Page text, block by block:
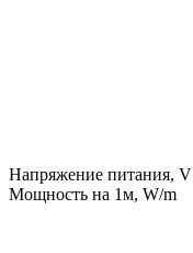
Напряжение питания, V
Мощность на 1м, W/m